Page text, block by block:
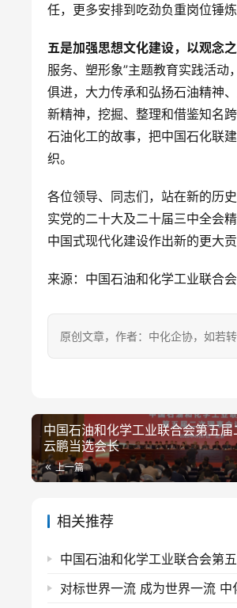
任，更多安排到吃劲负重岗位锤
五是加强思想文化建设，以观念之
服务、塑形象”主题教育实践活动
俱进，大力传承和弘扬石油精神
新精神，挖掘、整理和借鉴知名
石油化工的故事，把中国石化联
织。
各位领导、同志们，站在新的历
实党的二十大及二十届三中全会
中国式现代化建设作出新的更大贡
来源：中国石油和化学工业联合会
原创文章，作者：中化企协，如
中国石油和化学工业联合会第五
云鹏当选会长
上一篇
相关推荐